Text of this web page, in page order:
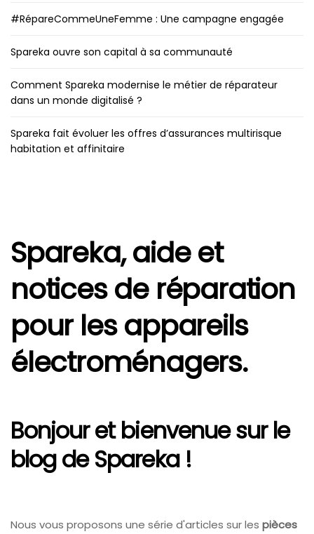
#RépareCommeUneFemme : Une campagne engagée
Spareka ouvre son capital à sa communauté
Comment Spareka modernise le métier de réparateur
dans un monde digitalisé ?
Spareka fait évoluer les offres d’assurances multirisque
habitation et affinitaire
Spareka, aide et
notices de réparation
pour les appareils
électroménagers.
Bonjour et bienvenue sur le
blog de Spareka !
Nous vous proposons une série d'articles sur les pièces